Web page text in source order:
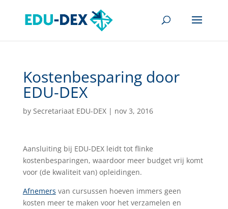
Kostenbesparing door
EDU-DEX
by Secretariaat EDU-DEX| nov 3, 2016
Aansluiting bij EDU-DEX leidt tot flinke
kostenbesparingen, waardoor meer budget vrij komt
voor (de kwaliteit van) opleidingen.
Afnemers van cursussen hoeven immers geen
kosten meer te maken voor het verzamelen en